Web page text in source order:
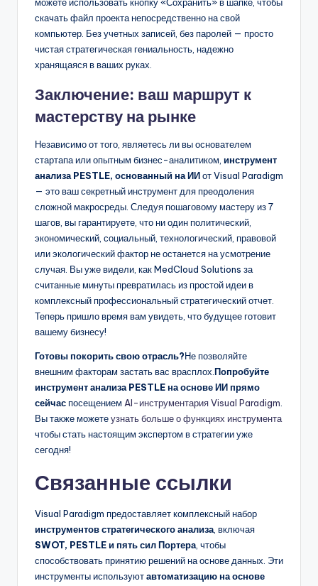
скачать файл проекта непосредственно на свой
компьютер. Без учетных записей, без паролей — просто
чистая стратегическая гениальность, надежно
хранящаяся в ваших руках.
Заключение: ваш маршрут к
мастерству на рынке
Независимо от того, являетесь ли вы основателем
стартапа или опытным бизнес-аналитиком, инструмент
анализа PESTLE, основанный на ИИот Visual Paradigm
— это ваш секретный инструмент для преодоления
сложной макросреды. Следуя пошаговому мастеру из 7
шагов, вы гарантируете, что ни один политический,
экономический, социальный, технологический, правовой
или экологический фактор не останется на усмотрение
случая. Вы уже видели, как MedCloud Solutions за
считанные минуты превратилась из простой идеи в
комплексный профессиональный стратегический отчет.
Теперь пришло время вам увидеть, что будущее готовит
вашему бизнесу!
Готовы покорить свою отрасль?Не позволяйте
внешним факторам застать вас врасплох. Попробуйте
инструмент анализа PESTLE на основе ИИ прямо
сейчаспосещением AI-инструментария Visual Paradigm
Вы также можетеузнать больше о функциях инструмента
чтобы стать настоящим экспертом в стратегии уже
сегодня!
Связанные ссылки
Visual Paradigm предоставляет комплексный набор
инструментов стратегического анализа , включая
SWOT, PESTLE и пять сил Портера , чтобы
способствовать принятию решений на основе данных. Эти
инструменты используютавтоматизацию на основе